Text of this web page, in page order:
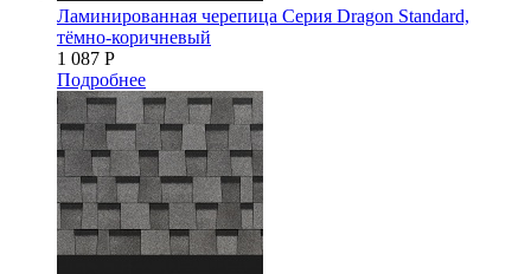
Ламинированная черепица Серия Dragon Standard,
тёмно-коричневый
1 087 Р
Подробнее